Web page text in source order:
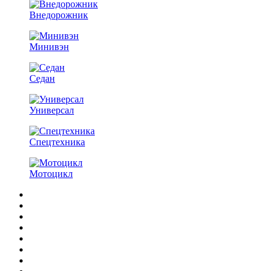
Внедорожник
Минивэн
Седан
Универсал
Спецтехника
Мотоцикл